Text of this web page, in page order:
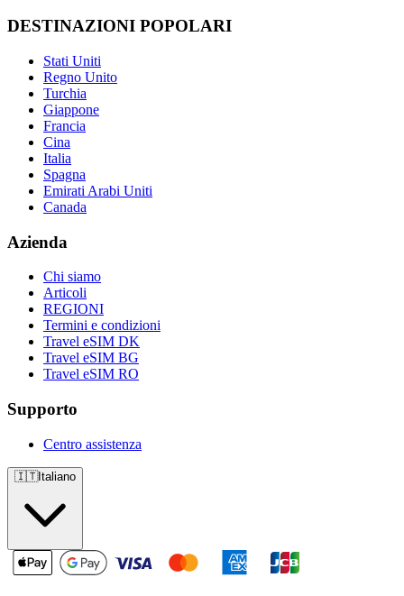
DESTINAZIONI POPOLARI
Stati Uniti
Regno Unito
Turchia
Giappone
Francia
Cina
Italia
Spagna
Emirati Arabi Uniti
Canada
Azienda
Chi siamo
Articoli
REGIONI
Termini e condizioni
Travel eSIM DK
Travel eSIM BG
Travel eSIM RO
Supporto
Centro assistenza
🇮🇹Italiano